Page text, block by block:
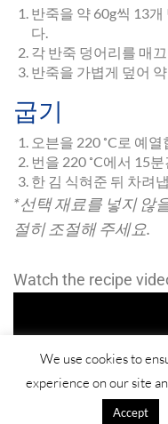
반죽을 약 60g씩 13
다.
각 반죽 덩어리를 매
반죽을 가볍게 덮어
굽기
오븐을 220 ˚C로 예열
번을 220 ˚C에서 15
한 김 식혀준 뒤 차려
*선택재료를 넣지 않
절히 조절해 주세요.
Watch the recipe
We use cookies to
experience on our site
Accept